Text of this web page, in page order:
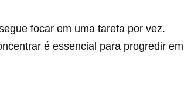
focar em uma tarefa por vez.
é essencial para progredir em